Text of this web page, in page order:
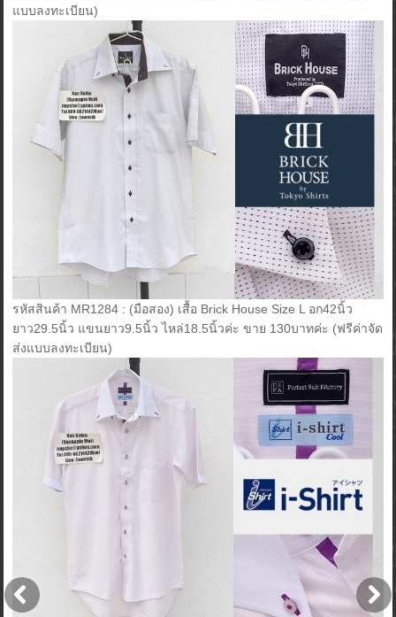
แบบลงทะเบียน)
รหัสสินค้า MR1284 : (มือสอง) เสื้อ Brick House Size L อก42นิ้ว
ยาว29.5นิ้ว แขนยาว9.5นิ้ว ไหล่18.5นิ้วค่ะ ขาย 130บาทค่ะ (ฟรีค่าจัด
ส่งแบบลงทะเบียน)